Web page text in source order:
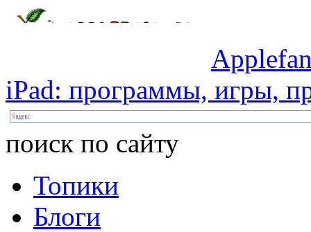
iPad: программы, игры,
поиск по сайту
Топики
Блоги